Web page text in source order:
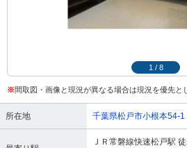
1 / 8
※間取図・画像と現況が異なる場合は現況を優先と
所在地 千葉県松戸市小根本54-1
ＪＲ常磐線快速松戸駅